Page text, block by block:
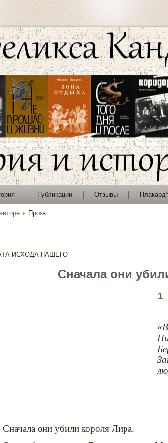
Публикации Отзывы Плакард*
Проза
ИСХОДА НАШЕГО
Сначала они
1
Сначала они убили короля Лира.